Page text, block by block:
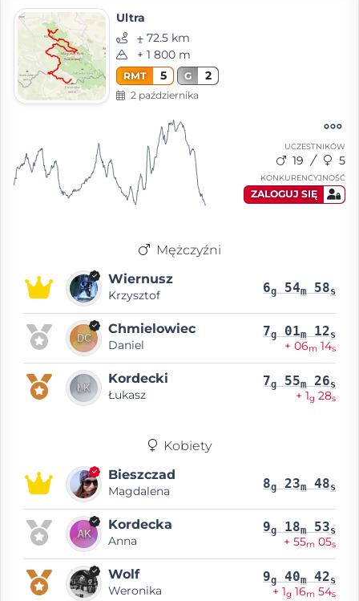
Ultra
⨦ 72.5 km
+ 1 800 m
RMT 5 G 2
2 października
UCZESTNIKÓW
19 5
KONKURENCYJNOŚĆ
ZALOGUJ SIĘ
Mężczyźni
Wiernusz
Krzysztof 6g 54m 58s
Chmielowiec
Daniel
7g 01m 12s
+ 06m 14s
Kordecki
Łukasz
7g 55m 26s
+ 1g 28s
Kobiety
Bieszczad
Magdalena 8g 23m 48s
Kordecka
Anna
9g 18m 53s
+ 55m 05s
Wolf
Weronika
9g 40m 42s
+ 1g 16m 54s